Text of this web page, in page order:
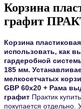
Корзина
графит
Корзина
использовать, как
гардеробной
185 мм.
мелкосетчатых
GBP 60х20 + Рама
графит Практик
покупается